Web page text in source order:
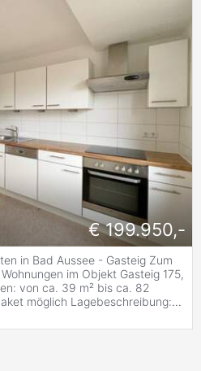
€ 199.950,-
in Bad Aussee - Gasteig Zum
im Objekt Gasteig 175,
von ca. 39 m² bis ca. 82
möglich Lagebeschreibung:...